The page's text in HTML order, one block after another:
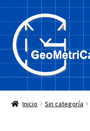
la
navegación
la
página
Inicio
Inicio Sin categoría